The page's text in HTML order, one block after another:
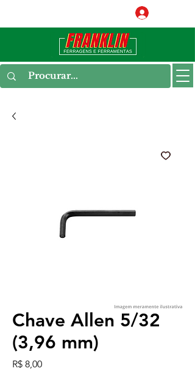
Chave Allen 5/32
(3,96 mm)
R$ 8,00Preço